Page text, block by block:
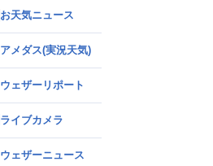
お天気ニュース
アメダス(実況天気)
ウェザーリポート
ライブカメラ
ウェザーニュース